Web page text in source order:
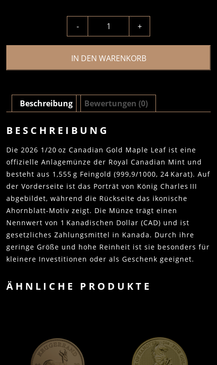
- +
IN DEN WARENKORB
Beschreibung Bewertungen (0)
BESCHREIBUNG
Die 2026 1/20 oz Canadian Gold Maple Leaf ist eine
offizielle Anlagemünze der Royal Canadian Mint und
besteht aus 1,555 g Feingold (999,9/1000, 24 Karat). Auf
der Vorderseite ist das Porträt von König Charles III
abgebildet, während die Rückseite das ikonische
Ahornblatt-Motiv zeigt. Die Münze trägt einen
Nennwert von 1 Kanadischen Dollar (CAD) und ist
gesetzliches Zahlungsmittel in Kanada. Durch ihre
geringe Größe und hohe Reinheit ist sie besonders für
kleinere Investitionen oder als Geschenk geeignet.
ÄHNLICHE PRODUKTE